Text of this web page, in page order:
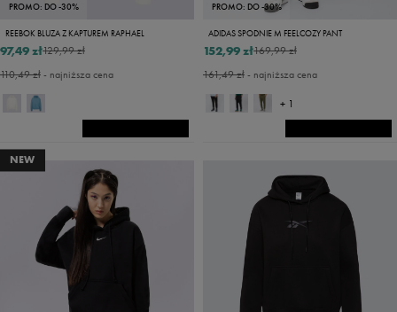
PROMO: DO -30%
REEBOK BLUZA Z KAPTUREM RAPHAEL
129,99 zł
97,49 zł
110,49 zł- najniższa cena
PROMO: DO -30%
ADIDAS SPODNIE M FEELCOZY PANT
169,99 zł
152,99 zł
161,49 zł- najniższa cena
+ 1
NEW